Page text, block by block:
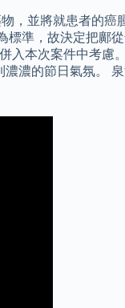
，並將就患者的
準，故決定把鄺
入本次案件中考慮
濃的節日氣氛。